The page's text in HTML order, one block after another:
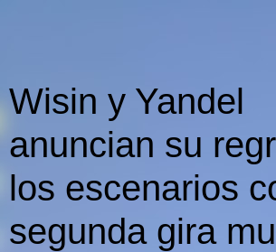
Wisin y Yandel
anuncian su
los escenarios
segunda gira